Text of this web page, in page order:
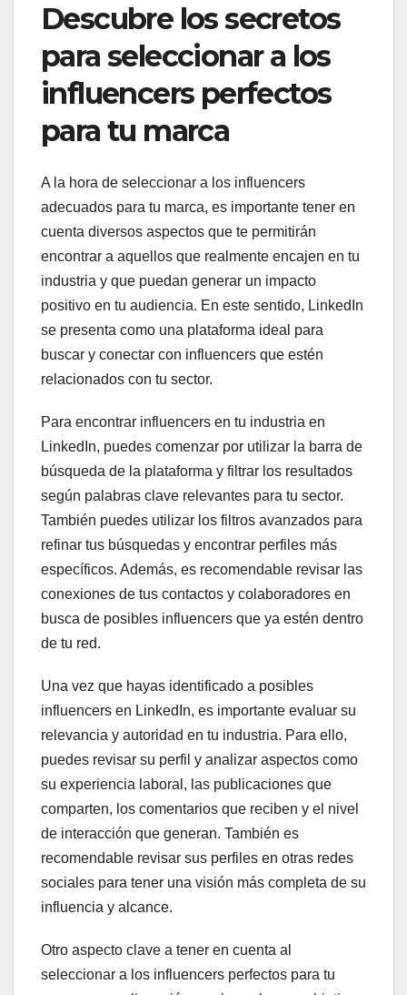
Descubre los secretos
para seleccionar a los
influencers perfectos
para tu marca
A la hora de seleccionar a los influencers
adecuados para tu marca, es importante tener en
cuenta diversos aspectos que te permitirán
encontrar a aquellos que realmente encajen en tu
industria y que puedan generar un impacto
positivo en tu audiencia. En este sentido, LinkedIn
se presenta como una plataforma ideal para
buscar y conectar con influencers que estén
relacionados con tu sector.
Para encontrar influencers en tu industria en
LinkedIn, puedes comenzar por utilizar la barra de
búsqueda de la plataforma y filtrar los resultados
según palabras clave relevantes para tu sector.
También puedes utilizar los filtros avanzados para
refinar tus búsquedas y encontrar perfiles más
específicos. Además, es recomendable revisar las
conexiones de tus contactos y colaboradores en
busca de posibles influencers que ya estén dentro
de tu red.
Una vez que hayas identificado a posibles
influencers en LinkedIn, es importante evaluar su
relevancia y autoridad en tu industria. Para ello,
puedes revisar su perfil y analizar aspectos como
su experiencia laboral, las publicaciones que
comparten, los comentarios que reciben y el nivel
de interacción que generan. También es
recomendable revisar sus perfiles en otras redes
sociales para tener una visión más completa de su
influencia y alcance.
Otro aspecto clave a tener en cuenta al
seleccionar a los influencers perfectos para tu